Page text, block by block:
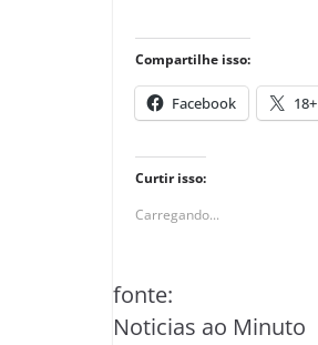
Compartilhe isso:
Facebook 18+
Curtir isso:
Carregando...
fonte:
Noticias ao Minuto